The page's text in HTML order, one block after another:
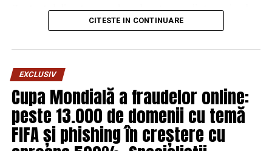
Contactul direct cu pardoseala este una dintre primele
senzații fizice pe care le are un oaspete atunci când
pe drum, seara târziu. Textura și moliciunea potrivite,
oferite democheta hotel
care este percepută o cameră, chiar dacă restul
mobilierului rămâne identic de la o unitate la alta din
același lanț hotelier internațional.
Dincolo de senzația tactilă, pardoseala influențează și
CITESTE IN CONTINUARE
EXCLUSIV
Cupa Mondială a fraudelor online:
peste 13.000 de domenii cu temă
FIFA și phishing în creștere cu